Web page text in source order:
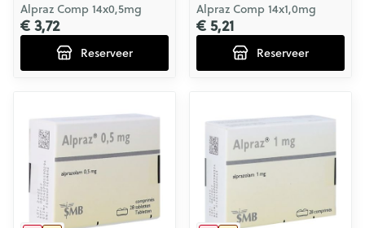
Alpraz Comp 14x0,5mg
€ 3,72
Reserveer
Alpraz Comp 14x1,0mg
€ 5,21
Reserveer